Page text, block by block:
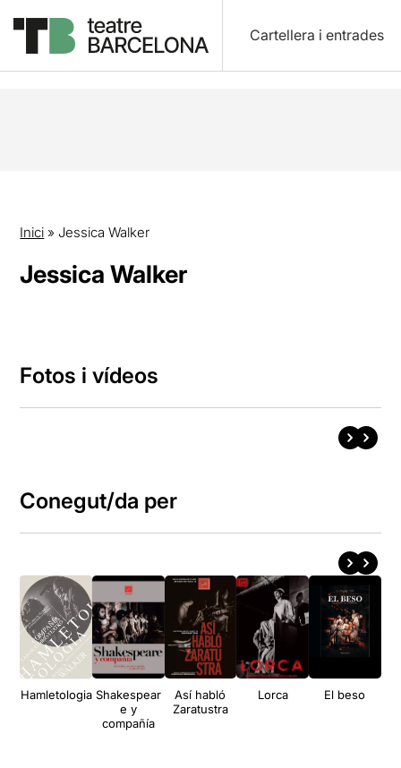
Cartellera i entrades
Inici » Jessica Walker
Jessica Walker
Fotos i vídeos
Conegut/da per
Hamletologia Shakespear
e y
compañía
Así habló
Zaratustra
Lorca El beso